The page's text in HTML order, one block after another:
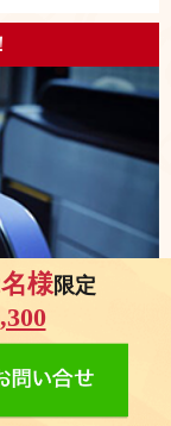
す。お忙しい方で
様限定